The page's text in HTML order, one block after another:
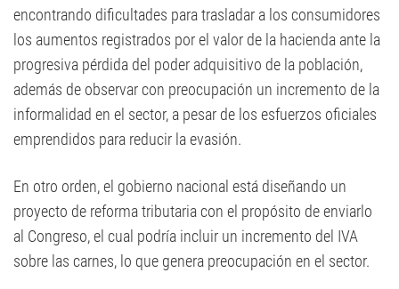
encontrando dificultades para trasladar a los consumidores
los aumentos registrados por el valor de la hacienda ante la
progresiva pérdida del poder adquisitivo de la población,
además de observar con preocupación un incremento de la
informalidad en el sector, a pesar de los esfuerzos oficiales
emprendidos para reducir la evasión.
En otro orden, el gobierno nacional está diseñando un
proyecto de reforma tributaria con el propósito de enviarlo
al Congreso, el cual podría incluir un incremento del IVA
sobre las carnes, lo que genera preocupación en el sector.